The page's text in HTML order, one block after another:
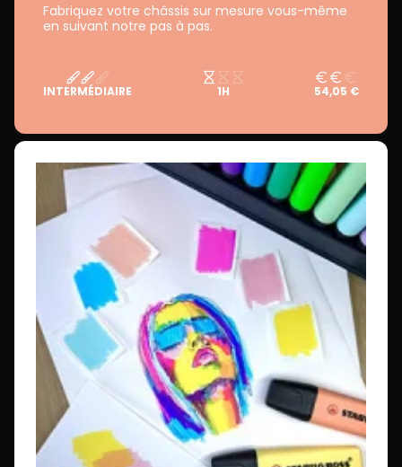
Fabriquez votre châssis sur mesure vous-même
en suivant notre pas à pas.
INTERMÉDIAIRE 1H 54,05 €